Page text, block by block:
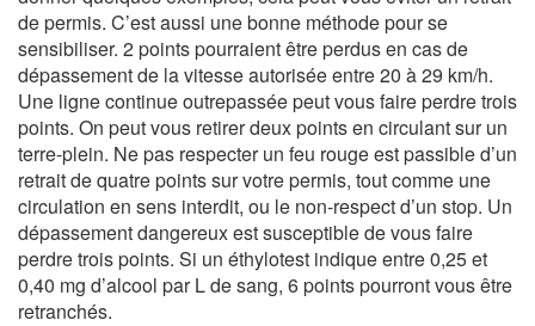
de permis. C’est aussi une bonne méthode pour se
sensibiliser. 2 points pourraient être perdus en cas de
dépassement de la vitesse autorisée entre 20 à 29 km/h.
Une ligne continue outrepassée peut vous faire perdre trois
points. On peut vous retirer deux points en circulant sur un
terre-plein. Ne pas respecter un feu rouge est passible d’un
retrait de quatre points sur votre permis, tout comme une
circulation en sens interdit, ou le non-respect d’un stop. Un
dépassement dangereux est susceptible de vous faire
perdre trois points. Si un éthylotest indique entre 0,25 et
0,40 mg d’alcool par L de sang, 6 points pourront vous être
retranchés.